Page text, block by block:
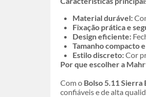
Material durável:
Fixação prática e
Design eficiente:
Tamanho compacto
Estilo discreto:Cor
Por que escolher a
Com o Bolso 5.11
confiáveis e de alta